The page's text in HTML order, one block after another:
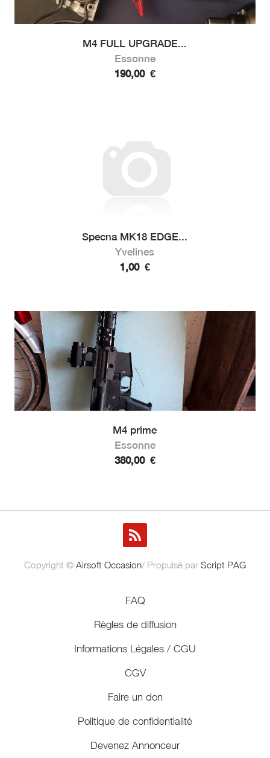
M4 FULL UPGRADE...
Essonne
190,00 €
Specna MK18 EDGE...
Yvelines
1,00 €
M4 prime
Essonne
380,00 €
Copyright © Airsoft Occasion/ Propulsé par Script PAG
FAQ
Règles de diffusion
Informations Légales / CGU
CGV
Faire un don
Politique de confidentialité
Devenez Annonceur